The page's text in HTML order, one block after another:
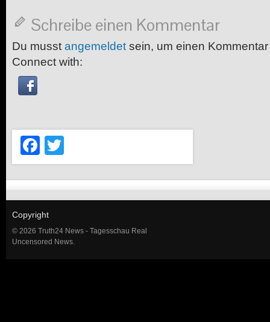
Schreibe einen Kommentar
Du musst angemeldet sein, um einen
Connect with:
Facebook
Copyright
© 2026 Truth24 News - Tagesschau Real
Uncensored News.